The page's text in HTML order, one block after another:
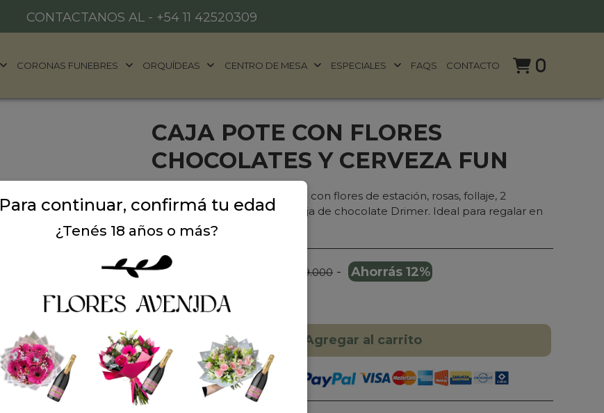
CONTACTANOS AL - +54 11 42520309
CORONAS FUNEBRES ORQUÍDEAS CENTRO DE MESA ESPECIALES FAQS CONTACTO 0
CAJA POTE CON FLORES
CHOCOLATES Y CERVEZA FUN
Pote Flores Avenida diseñada con flores de estación, rosas, follaje, 2
cervezas coronas 330cm y caja de chocolate Drimer. Ideal para regalar en
cualquier ocasión.
Precio: $ 149.000 $ 169.000 - Ahorrás 12%
Cantidad:
Agregar al carrito
Para continuar, confirmá tu edad
¿Tenés 18 años o más?